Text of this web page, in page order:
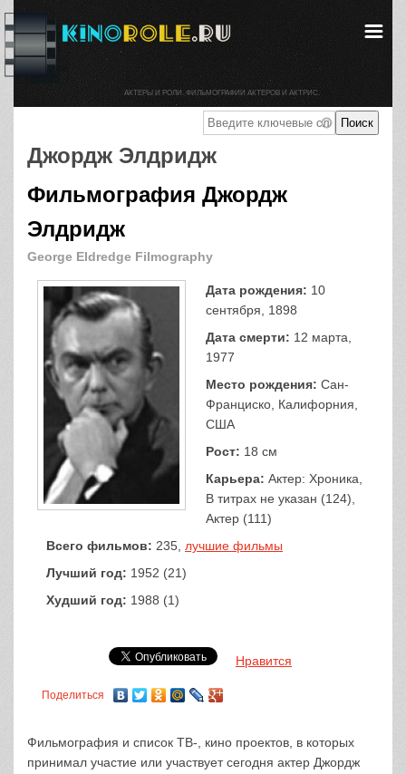
Джордж Элдридж
Фильмография Джордж
Элдридж
George Eldredge Filmography
Дата рождения: 10
сентября, 1898
Дата смерти: 12 марта,
1977
Место рождения: Сан-
Франциско, Калифорния,
США
Рост: 18 см
Карьера: Актер: Хроника,
В титрах не указан (124),
Актер (111)
Всего фильмов: 235, лучшие фильмы
Лучший год: 1952 (21)
Худший год: 1988 (1)
Нравится
Поделиться
Фильмография и список ТВ-, кино проектов, в которых
принимал участие или участвует сегодня актер Джордж
АКТЕРЫ И РОЛИ. ФИЛЬМОГРАФИИ АКТЕРОВ И АКТРИС.